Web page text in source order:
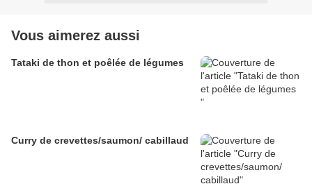
Vous aimerez aussi
Tataki de thon et poêlée de légumes
Curry de crevettes/saumon/ cabillaud